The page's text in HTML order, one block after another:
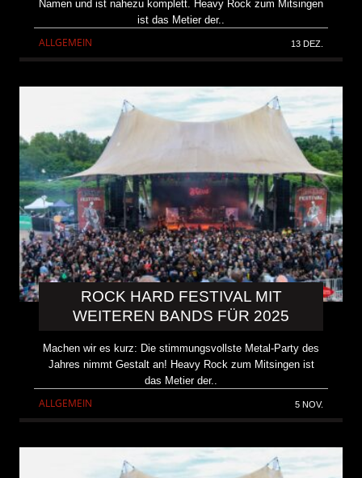
Namen und ist nahezu komplett. Heavy Rock zum Mitsingen
ist das Metier der..
ALLGEMEIN 13 DEZ.
ROCK HARD FESTIVAL MIT
WEITEREN BANDS FÜR 2025
Machen wir es kurz: Die stimmungsvollste Metal-Party des
Jahres nimmt Gestalt an! Heavy Rock zum Mitsingen ist
das Metier der..
ALLGEMEIN 5 NOV.